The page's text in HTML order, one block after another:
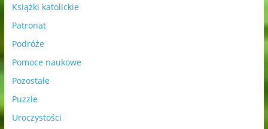
Książki katolickie
Patronat
Podróże
Pomoce naukowe
Pozostałe
Puzzle
Uroczystości